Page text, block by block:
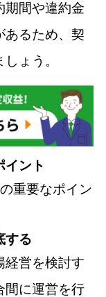
期間や違約金
あるため、契
ょう。
イント
重要なポイン
する
経営を検討す
間に運営を行